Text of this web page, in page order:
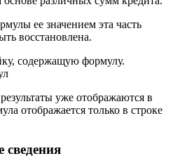
ее значением эта часть
восстановлена.
содержащую формулу.
уже отображаются в
отображается только в строке